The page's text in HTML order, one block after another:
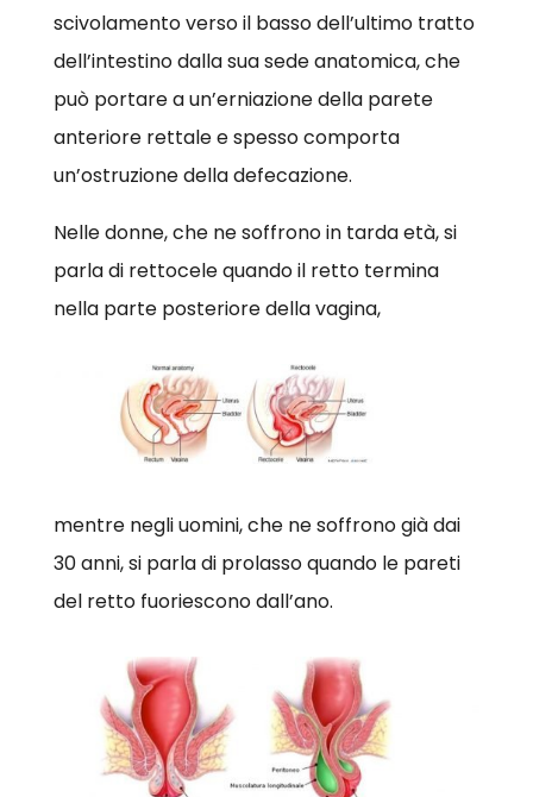
scivolamento verso il basso dell’ultimo tratto
dell’intestino dalla sua sede anatomica, che
può portare a un’erniazione della parete
anteriore rettale e spesso comporta
un’ostruzione della defecazione.
Nelle donne, che ne soffrono in tarda età, si
parla di rettocele quando il retto termina
nella parte posteriore della vagina,
mentre negli uomini, che ne soffrono già dai
30 anni, si parla di prolasso quando le pareti
del retto fuoriescono dall’ano.